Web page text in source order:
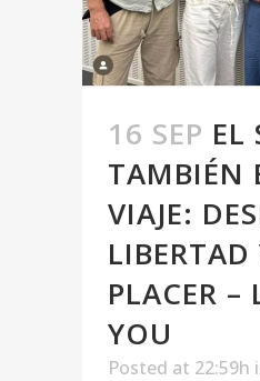
16 SEP EL
TAMBIÉN
VIAJE:
LIBERTAD
PLACER –
YOU
Posted at 22:59h